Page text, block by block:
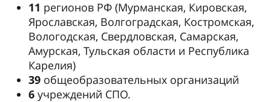
11 регионов РФ (Мурманская, Кировская,
Ярославская, Волгоградская, Костромская,
Вологодская, Свердловская, Самарская,
Амурская, Тульская области и Республика
Карелия)
39 общеобразовательных организаций
6 учреждений СПО.